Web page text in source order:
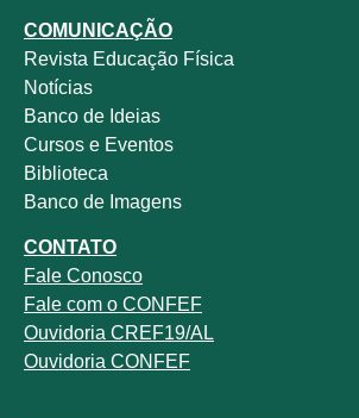
COMUNICAÇÃO
Revista Educação Física
Notícias
Banco de Ideias
Cursos e Eventos
Biblioteca
Banco de Imagens
CONTATO
Fale Conosco
Fale com o CONFEF
Ouvidoria CREF19/AL
Ouvidoria CONFEF